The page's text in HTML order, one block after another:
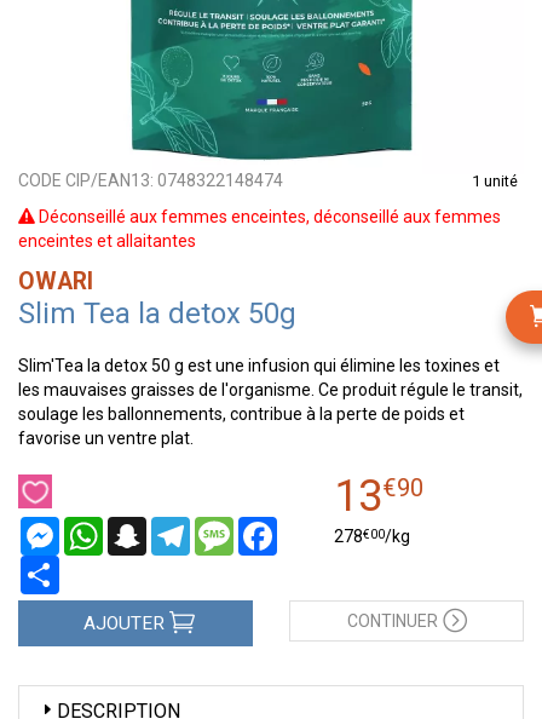
CODE CIP/EAN13: 0748322148474 1 unité
Déconseillé aux femmes enceintes, déconseillé aux femmes
enceintes et allaitantes
OWARI
Slim Tea la detox 50g
Slim'Tea la detox 50 g est une infusion qui élimine les toxines et
les mauvaises graisses de l'organisme. Ce produit régule le transit,
soulage les ballonnements, contribue à la perte de poids et
favorise un ventre plat.
MessengerWhatsAppSnapchatTelegramMessageFacebook
13€90
278€00/kg
AJOUTER CONTINUER
DESCRIPTION